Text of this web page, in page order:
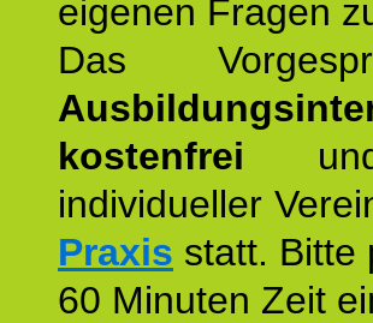
eigenen Fragen
Das
kostenfrei
individueller
Praxis statt. Bitte
60 Minuten Zeit